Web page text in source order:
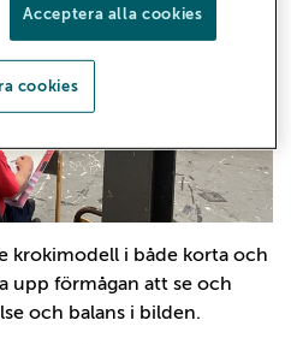
krokimodell i både korta och
upp förmågan att se och
och balans i bilden.
Acceptera alla cookies
cookies